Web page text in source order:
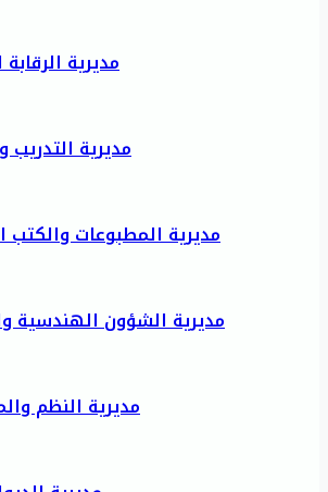
مديرية الرقابة
مديرية التدريب
مديرية المطبوعات والكتب
مديرية الشؤون الهندسية
مديرية النظم